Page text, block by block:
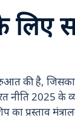
लिए
की है,
नीति 2025 के
का प्रस्ताव